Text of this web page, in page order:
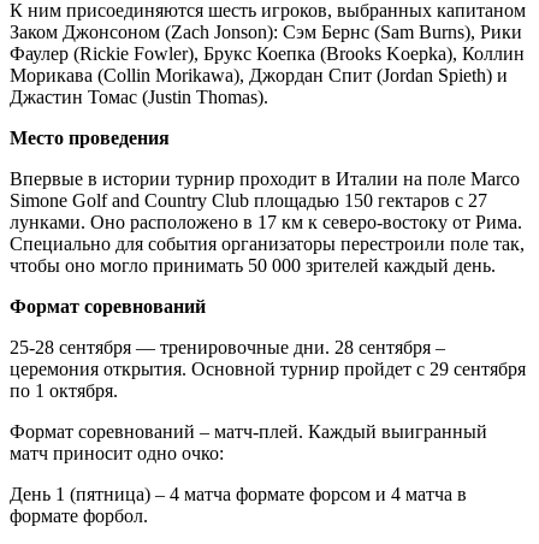
К ним присоединяются шесть игроков, выбранных капитаном
Заком Джонсоном (Zach Jonson): Сэм Бернс (Sam Burns), Рики
Фаулер (Rickie Fowler), Брукс Коепка (Brooks Koepka), Коллин
Морикава (Collin Morikawa), Джордан Спит (Jordan Spieth) и
Джастин Томас (Justin Thomas).
Место проведения
Впервые в истории турнир проходит в Италии на поле Marco
Simone Golf and Country Club площадью 150 гектаров с 27
лунками. Оно расположено в 17 км к северо-востоку от Рима.
Специально для события организаторы перестроили поле так,
чтобы оно могло принимать 50 000 зрителей каждый день.
Формат соревнований
25-28 сентября — тренировочные дни. 28 сентября –
церемония открытия. Основной турнир пройдет с 29 сентября
по 1 октября.
Формат соревнований – матч-плей. Каждый выигранный
матч приносит одно очко:
День 1 (пятница) – 4 матча формате форсом и 4 матча в
формате форбол.